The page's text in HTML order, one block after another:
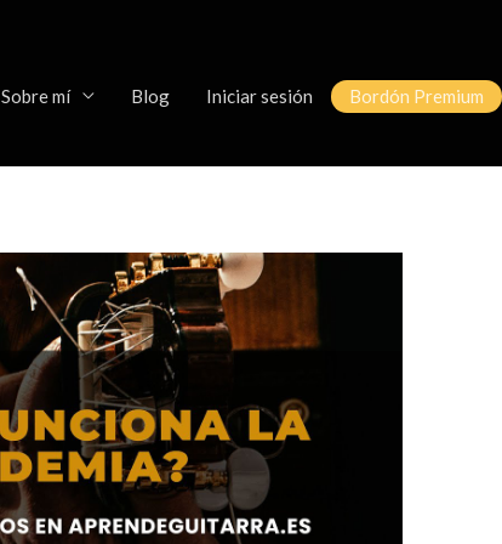
Sobre mí Blog Iniciar sesión Bordón Premium